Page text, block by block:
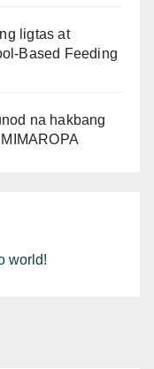
ligtas at
Based Feeding
na hakbang
world!